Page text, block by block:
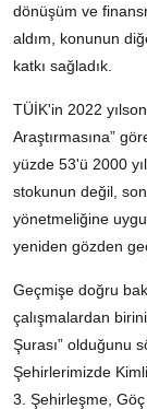
dönüşüm ve
aldım, konunun
katkı sağladık.
TÜİK'in 2022
Araştırmasına”
yüzde 53'ü 2000
stokunun değil,
yönetmeliğine
yeniden gözden
Geçmişe doğru
çalışmalardan
Şurası” olduğunu
Şehirlerimizde
3. Şehirleşme,